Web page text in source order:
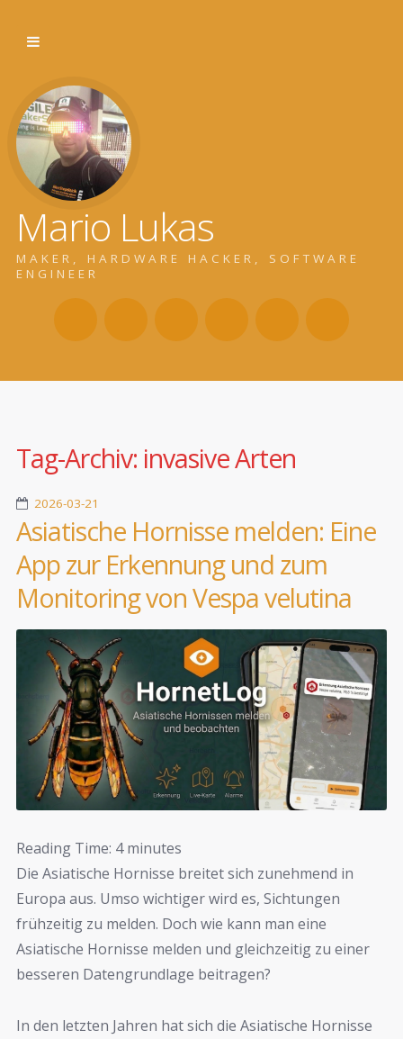
Mario Lukas
MAKER, HARDWARE HACKER, SOFTWARE
ENGINEER
Tag-Archiv: invasive Arten
2026-03-21
Asiatische Hornisse melden: Eine
App zur Erkennung und zum
Monitoring von Vespa velutina
Reading Time: 4 minutes
Die Asiatische Hornisse breitet sich zunehmend in
Europa aus. Umso wichtiger wird es, Sichtungen
frühzeitig zu melden. Doch wie kann man eine
Asiatische Hornisse melden und gleichzeitig zu einer
besseren Datengrundlage beitragen?
In den letzten Jahren hat sich die Asiatische Hornisse